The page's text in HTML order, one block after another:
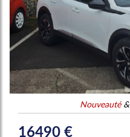
Nouveauté&
16490 €